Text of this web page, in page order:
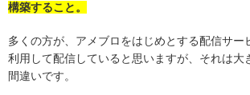
構築すること。
多くの方が、アメブロをはじめとする配信サー
利用して配信していると思いますが、それは大
間違いです。